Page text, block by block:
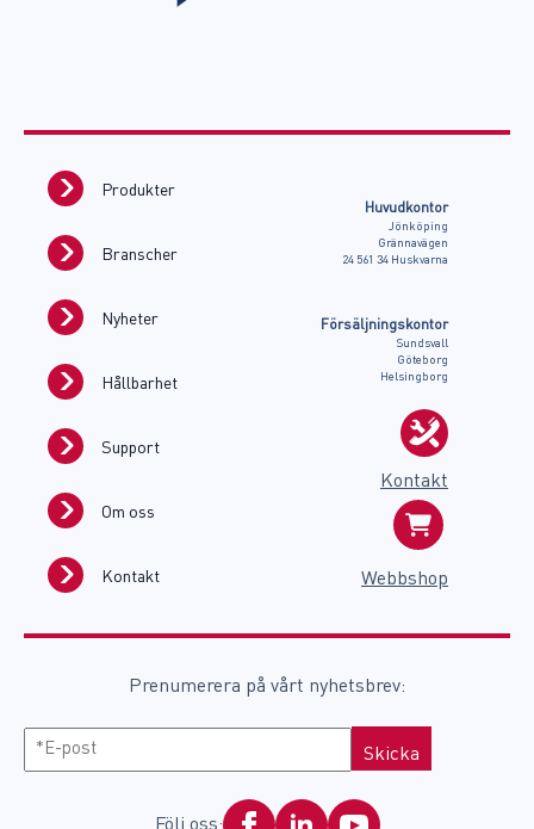
Produkter
Branscher
Nyheter
Hållbarhet
Support
Om oss
Kontakt
Huvudkontor
Jönköping
Grännavägen
24 561 34 Huskvarna
Försäljningskontor
Sundsvall
Göteborg
Helsingborg
Kontakt
Webbshop
Prenumerera på vårt nyhetsbrev: